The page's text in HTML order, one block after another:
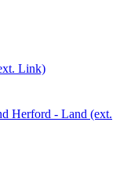
Link)
Herford - Land (ext.